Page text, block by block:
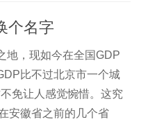
个名字
地，现如今在全国GDP
比不过北京市一个城
免让人感觉惋惜。这究
安徽省之前的几个省